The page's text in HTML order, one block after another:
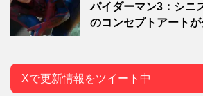
パイダーマン3：シニ
のコンセプトアートが
Xで更新情報をツイート中